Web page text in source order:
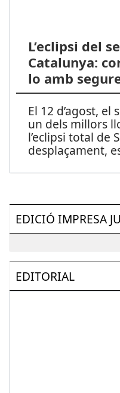
L’eclipsi del
Catalunya:
lo amb
El 12 d’agost, el
un dels millors
l’eclipsi total de
desplaçament,
EDICIÓ IMPRESA
EDITORIAL